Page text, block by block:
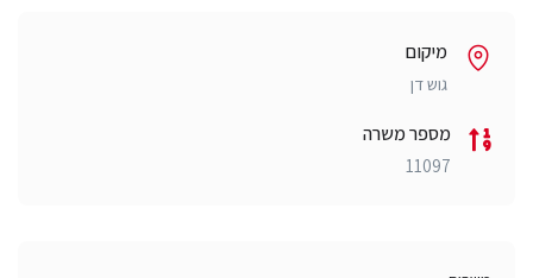
מיקום
גוש דן
מספר משרה
11097